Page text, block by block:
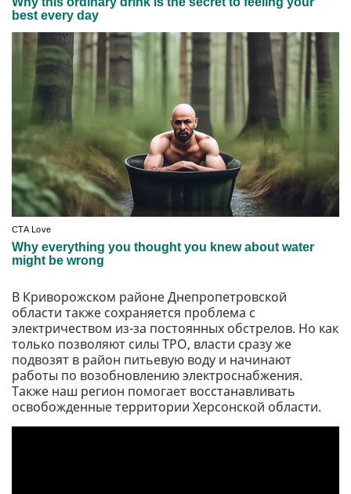
В Криворожском районе Днепропетровской
области также сохраняется проблема с
электричеством из-за постоянных обстрелов. Но как
только позволяют силы ТРО, власти сразу же
подвозят в район питьевую воду и начинают
работы по возобновлению электроснабжения.
Также наш регион помогает восстанавливать
освобожденные территории Херсонской области.